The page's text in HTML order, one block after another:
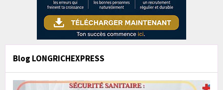
Blog LONGRICHEXPRESS